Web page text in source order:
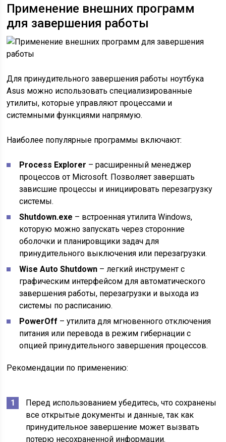
Применение внешних программ
для завершения работы
Для принудительного завершения работы ноутбука
Asus можно использовать специализированные
утилиты, которые управляют процессами и
системными функциями напрямую.
Наиболее популярные программы включают:
Process Explorer – расширенный менеджер
процессов от Microsoft. Позволяет завершать
зависшие процессы и инициировать перезагрузку
системы.
Shutdown.exe – встроенная утилита Windows,
которую можно запускать через сторонние
оболочки и планировщики задач для
принудительного выключения или перезагрузки.
Wise Auto Shutdown – легкий инструмент с
графическим интерфейсом для автоматического
завершения работы, перезагрузки и выхода из
системы по расписанию.
PowerOff – утилита для мгновенного отключения
питания или перевода в режим гибернации с
опцией принудительного завершения процессов.
Рекомендации по применению:
Перед использованием убедитесь, что сохранены
все открытые документы и данные, так как
принудительное завершение может вызвать
потерю несохраненной информации.